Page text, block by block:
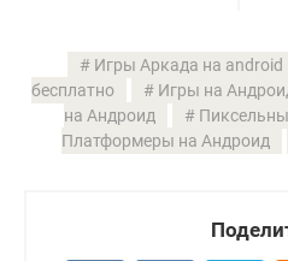
Игры Аркада на android
бесплатно
Игры на
на Андроид
Платформеры на Андроид